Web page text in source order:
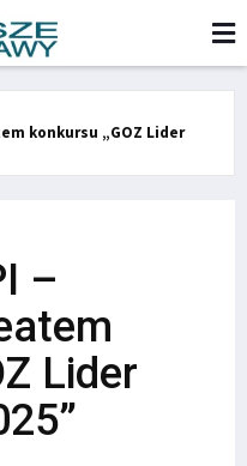
konkursu „GOZ Lider
–
Lider